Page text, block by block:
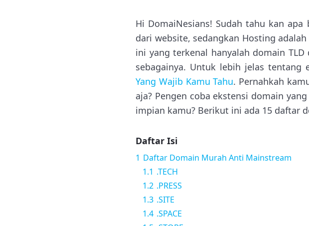
Hi DomaiNesians! Sudah tahu kan
dari website, sedangkan Hosting
ini yang terkenal hanyalah domain TLD
sebagainya. Untuk lebih jelas tentang
Yang Wajib Kamu Tahu. Pernahkah
aja? Pengen coba ekstensi domain
impian kamu? Berikut ini ada 15 daftar
Daftar Isi
1 Daftar Domain Murah Anti Mainstream
1.1 .TECH
1.2 .PRESS
1.3 .SITE
1.4 .SPACE